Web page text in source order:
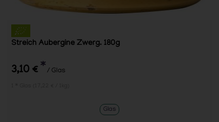
Streich Aubergine Zwerg. 180g
3,10 € * / Glas
Glas